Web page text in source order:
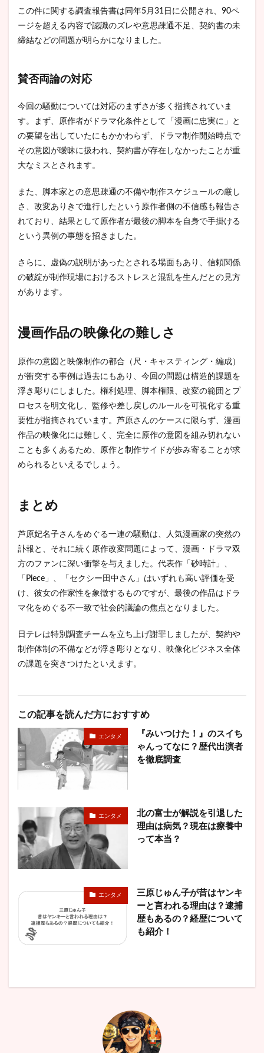
この件に関する調査報告書は同年5月31日に公開され、90ペ
ージを超える内容で認識のズレや意思疎通不足、契約書の未
締結などの問題が明らかになりました。
賛否両論の対応
今回の騒動については対応のまずさが多く指摘されていま
す。まず、原作者がドラマ化条件として「漫画に忠実に」と
の要望を出していたにもかかわらず、ドラマ制作開始時点で
その意図が曖昧に扱われ、契約書が存在しなかったことが重
大なミスとされます。
また、脚本家との意思疎通の不備や制作スケジュールの厳し
さ、改変ありきで進行したという原作者側の不信感も報告さ
れており、結果として原作者が最後の脚本を自身で手掛ける
という異例の事態を招きました。
さらに、虚偽の説明があったとされる場面もあり、信頼関係
の破綻が制作現場におけるストレスと混乱を生んだとの見方
があります。
漫画作品の映像化の難しさ
原作の意図と映像制作の都合（尺・キャスティング・編成）
が衝突する事例は過去にもあり、今回の問題は構造的課題を
浮き彫りにしました。権利処理、脚本権限、改変の範囲とプ
ロセスを明文化し、監修や差し戻しのルールを可視化する重
要性が指摘されています。芦原さんのケースに限らず、漫画
作品の映像化には難しく、完全に原作の意図を組み切れない
ことも多くあるため、原作と制作サイドが歩み寄ることが求
められるといえるでしょう。
まとめ
芦原妃名子さんをめぐる一連の騒動は、人気漫画家の突然の
訃報と、それに続く原作改変問題によって、漫画・ドラマ双
方のファンに深い衝撃を与えました。代表作「砂時計」、
「Piece」、「セクシー田中さん」はいずれも高い評価を受
け、彼女の作家性を象徴するものですが、最後の作品はドラ
マ化をめぐる不一致で社会的議論の焦点となりました。
日テレは特別調査チームを立ち上げ謝罪しましたが、契約や
制作体制の不備などが浮き彫りとなり、映像化ビジネス全体
の課題を突きつけたといえます。
この記事を読んだ方におすすめ
エンタメ
『みいつけた！』のスイち
ゃんってなに？歴代出演者
を徹底調査
エンタメ
北の富士が解説を引退した
理由は病気？現在は療養中
って本当？
エンタメ
三原じゅん子が昔はヤンキ
ーと言われる理由は？逮捕
歴もあるの？経歴について
も紹介！